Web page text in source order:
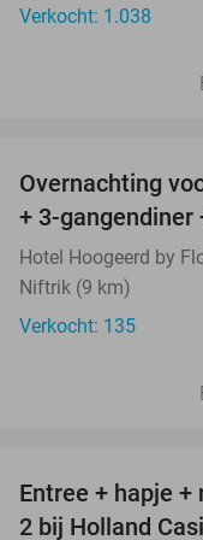
Verkocht: 1.038
Overnachting
+ 3-gangendiner
Hotel Hoogeerd by
Niftrik (9 km)
Verkocht: 135
Entree + hapje
2 bij Holland